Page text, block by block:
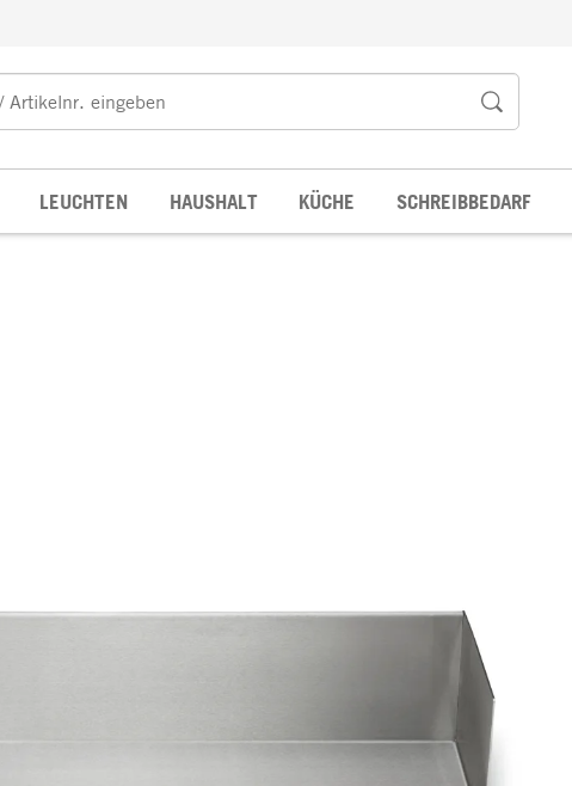
LEUCHTEN HAUSHALT KÜCHE SCHREIBBEDARF